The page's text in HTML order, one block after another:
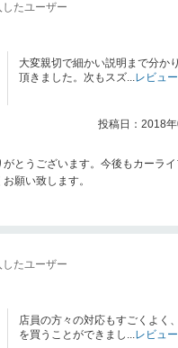
したユーザー
大変親切で細かい説明まで分か
頂きました。次もスズ...レビュ
投稿日：2018
とうございます。今後もカーラ
願い致します。
したユーザー
店員の方々の対応もすごくよく
を買うことができまし...レビュ